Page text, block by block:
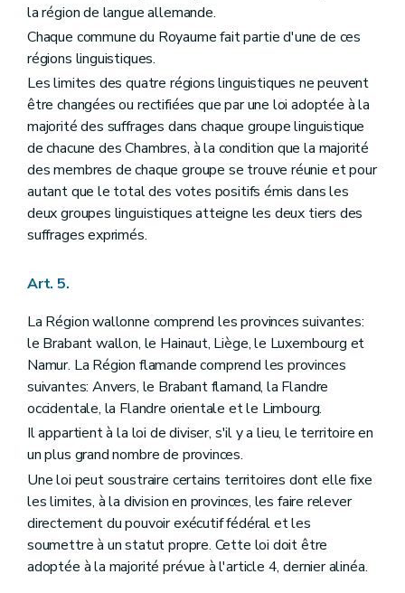
Art. 63
Art. 64
Art. 65
Art. 66
Section II Du Sénat
Art. 67
Art. 68
Art. 69
Art. 70
Art. 71
Art. 72
Art. 73
Chapitre II DU POUVOIR LEGISLATIF FEDERAL
Art. 74
Art. 79
Art. 80
Art. 81
Art. 82
Art. 83
Art. 84
Chapitre III DU ROI ET DU GOUVERNEMENT FEDERAL
Section première Du Roi
Art. 85
Art. 86
Art. 87
Art. 88
Art. 89
Art. 90
Art. 91
la région de langue allemande.
Chaque commune du Royaume fait partie d'une de ces
régions linguistiques.
Les limites des quatre régions linguistiques ne peuvent
être changées ou rectifiées que par une loi adoptée à la
majorité des suffrages dans chaque groupe linguistique
de chacune des Chambres, à la condition que la majorité
des membres de chaque groupe se trouve réunie et pour
autant que le total des votes positifs émis dans les
deux groupes linguistiques atteigne les deux tiers des
suffrages exprimés.
Art. 5.
La Région wallonne comprend les provinces suivantes:
le Brabant wallon, le Hainaut, Liège, le Luxembourg et
Namur. La Région flamande comprend les provinces
suivantes: Anvers, le Brabant flamand, la Flandre
occidentale, la Flandre orientale et le Limbourg.
Il appartient à la loi de diviser, s'il y a lieu, le territoire en
un plus grand nombre de provinces.
Une loi peut soustraire certains territoires dont elle fixe
les limites, à la division en provinces, les faire relever
directement du pouvoir exécutif fédéral et les
soumettre à un statut propre. Cette loi doit être
adoptée à la majorité prévue à l'article 4, dernier alinéa.